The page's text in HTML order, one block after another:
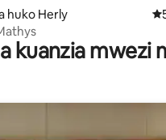
huko Herly
kuanzia mwezi